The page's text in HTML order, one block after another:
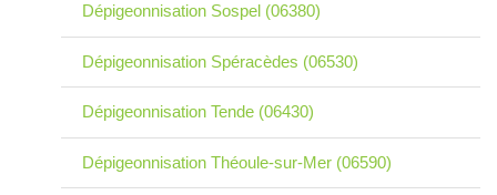
Dépigeonnisation Sospel (06380)
Dépigeonnisation Spéracèdes (06530)
Dépigeonnisation Tende (06430)
Dépigeonnisation Théoule-sur-Mer (06590)